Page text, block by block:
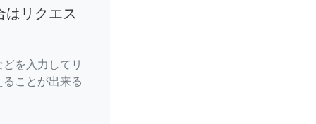
はリクエス
を入力してリ
ことが出来る